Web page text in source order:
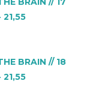
BRAIN // 18